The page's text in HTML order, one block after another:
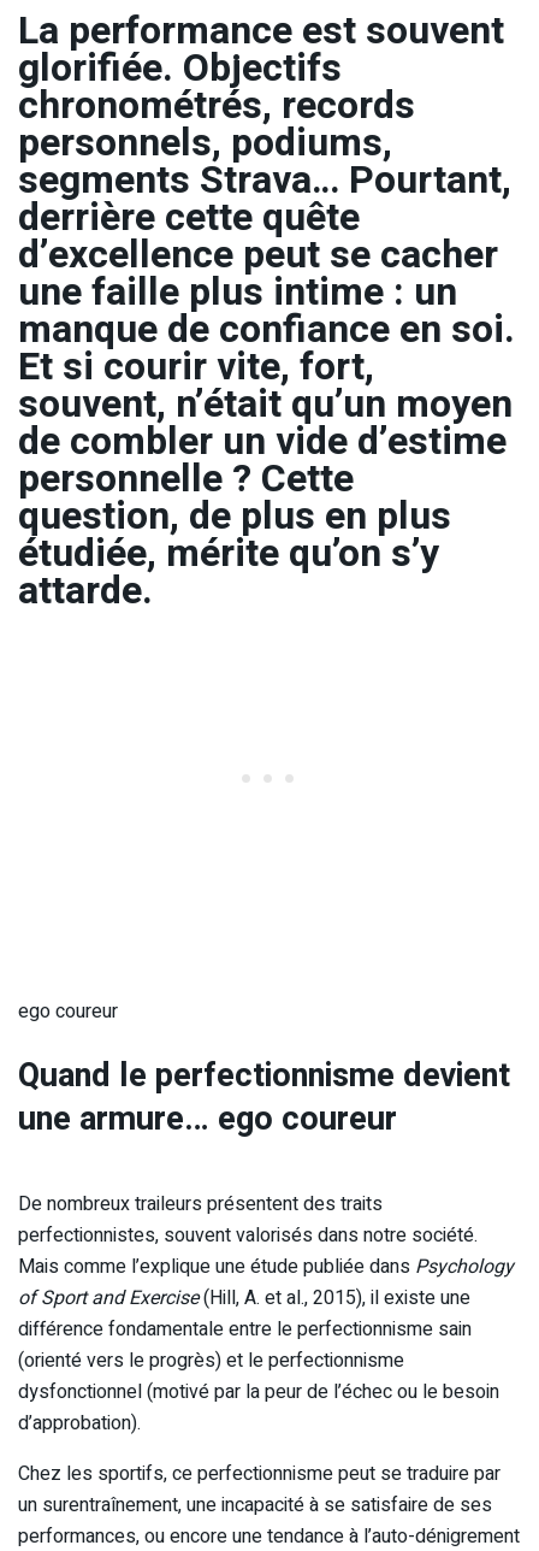
La performance est souvent
glorifiée. Objectifs
chronométrés, records
personnels, podiums,
segments Strava… Pourtant,
derrière cette quête
d’excellence peut se cacher
une faille plus intime : un
manque de confiance en soi.
Et si courir vite, fort,
souvent, n’était qu’un moyen
de combler un vide d’estime
personnelle ? Cette
question, de plus en plus
étudiée, mérite qu’on s’y
attarde.
ego coureur
Quand le perfectionnisme devient
une armure… ego coureur
De nombreux traileurs présentent des traits
perfectionnistes, souvent valorisés dans notre société.
Mais comme l’explique une étude publiée dans Psychology
of Sport and Exercise(Hill, A. et al., 2015), il existe une
différence fondamentale entre le perfectionnisme sain
(orienté vers le progrès) et le perfectionnisme
dysfonctionnel (motivé par la peur de l’échec ou le besoin
d’approbation).
Chez les sportifs, ce perfectionnisme peut se traduire par
un surentraînement, une incapacité à se satisfaire de ses
performances, ou encore une tendance à l’auto-dénigrement